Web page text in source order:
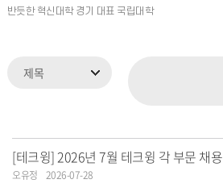
[테크윙] 2026년 7월 테크윙 각 부문 채용
오유정 2026-07-28